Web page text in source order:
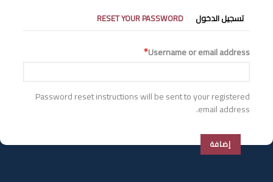
التبويبات
الأساسية
تسجيل الدخول RESET YOUR PASSWORD
Username or email address
Password reset instructions will be sent to your registered
email address.